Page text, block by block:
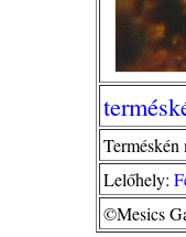
Lelőhely:
©Mesics